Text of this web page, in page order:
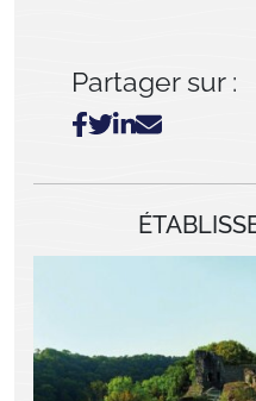
Partager sur :